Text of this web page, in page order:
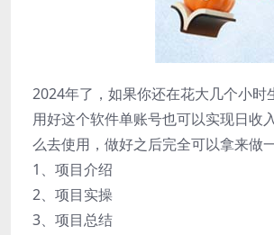
2024年了，如果你还在花大几个小
用好这个软件单账号也可以实现日收
么去使用，做好之后完全可以拿来做
1、项目介绍
2、项目实操
3、项目总结